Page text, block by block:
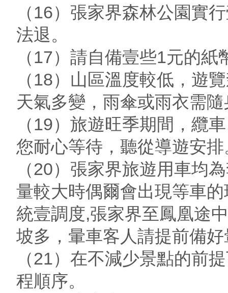
（16）張家界森林公園實
法退。
（17）請自備壹些1元的
（18）山區溫度較低，遊
天氣多變，雨傘或雨衣需
（19）旅遊旺季期間，纜
您耐心等待，聽從導遊安排
（20）張家界旅遊用車均
量較大時偶爾會出現等車
統壹調度,張家界至鳳凰途
坡多，暈車客人請提前備
（21）在不減少景點的前
程順序。